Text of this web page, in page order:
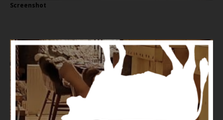
Screenshot